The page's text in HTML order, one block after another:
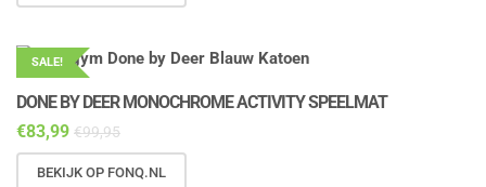
SALE!
DONE BY DEER MONOCHROME ACTIVITY SPEELMAT
€83,99 €99,95
BEKIJK OP FONQ.NL